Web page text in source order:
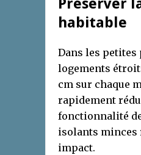
Préserver
habitable
Dans les petites
logements
cm sur chaque
rapidement
fonctionnalité de
isolants minces
impact.